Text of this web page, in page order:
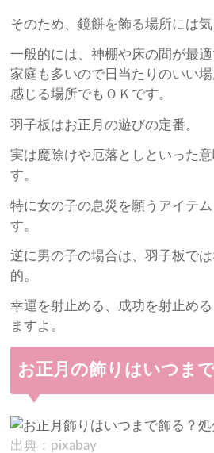
そのため、鏡餅を飾る場所には気
一般的には、神棚や床の間が最
家庭も多いので日当たりのいい
感じる場所でもＯＫです。
羽子板はお正月の遊びの定番。
実は魔除けや厄落としといった
す。
特に女の子の息災を願うアイテ
す。
逆に男の子の場合は、羽子板で
的。
幸運を射止める、成功を射止め
ますよ。
お正月の飾りはいつま
出典：pixabay